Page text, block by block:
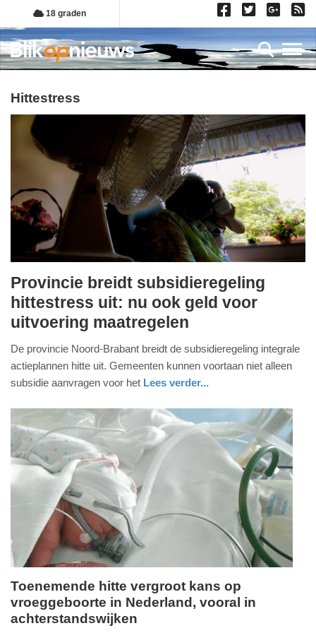
Overslaan
en
naar
de
gaan
18 graden
hittestress
zondag,
maart
2026
-
21:09
01-
03-
2026
21:12
Provincie breidt subsidieregeling
hittestress uit: nu ook geld voor
uitvoering maatregelen
De provincie Noord-Brabant breidt de subsidieregeling integrale
actieplannen hitte uit. Gemeenten kunnen voortaan niet alleen
subsidie aanvragen voor het Lees verder...
donderdag,
26.
Toenemende hitte vergroot kans op
vroeggeboorte in Nederland, vooral in
achterstandswijken